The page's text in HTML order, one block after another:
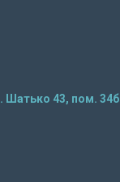
Шатько 43, пом. 34б